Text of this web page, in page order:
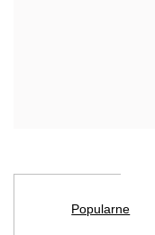
Popularne